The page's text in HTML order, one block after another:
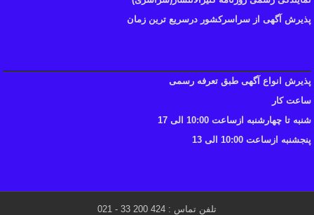
پذیرش آگهی از سراسرکشور درسریع ترین زمان
پذیرش انواع آگهی طبق تعرفه رسمی
ساعت کار
شنبه تا چهارشنبه ازساعت 10:00 الی 17
پنجشنبه ازساعت 10:00 الی 13
تلفن تماس : 424 200 33 - 021